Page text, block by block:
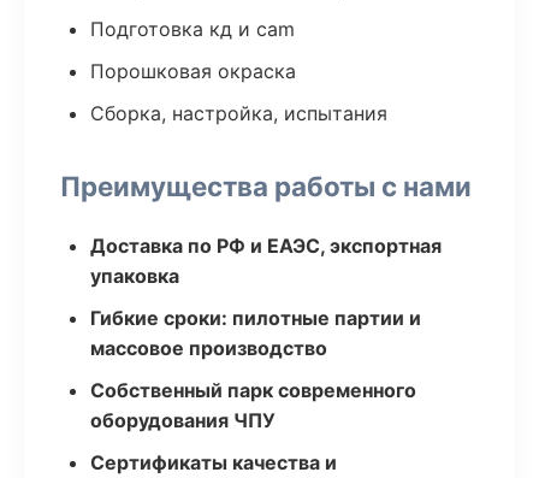
Подготовка кд и cam
Порошковая окраска
Сборка, настройка, испытания
Преимущества работы с нами
Доставка по РФ и ЕАЭС, экспортная
упаковка
Гибкие сроки: пилотные партии и
массовое производство
Собственный парк современного
оборудования ЧПУ
Сертификаты качества и